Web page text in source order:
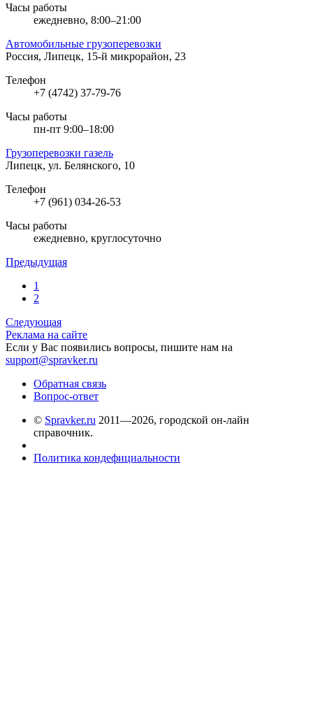
Часы работы
ежедневно, 8:00–21:00
Автомобильные грузоперевозки
Россия, Липецк, 15-й микрорайон, 23
Телефон
+7 (4742) 37-79-76
Часы работы
пн-пт 9:00–18:00
Грузоперевозки газель
Липецк, ул. Белянского, 10
Телефон
+7 (961) 034-26-53
Часы работы
ежедневно, круглосуточно
Предыдущая
1
2
Следующая
Реклама на сайте
Если у Вас появились вопросы, пишите нам на
support@spravker.ru
Обратная связь
Вопрос-ответ
© Spravker.ru 2011—2026, городской он-лайн
справочник.
Политика кондефициальности